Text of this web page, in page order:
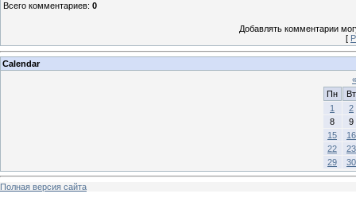
Всего комментариев: 0
Добавлять комментарии
[
Calendar
«
Пн
Вт
1
2
8
9
15
16
22
23
29
30
Полная версия сайта